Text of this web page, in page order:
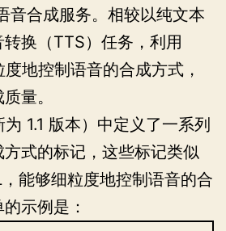
音合成服务。相较以纯文本
换（TTS）任务，利用
地控制语音的合成方式，
量。
1.1 版本）中定义了一系列
式的标记，这些标记类似
能够细粒度地控制语音的合
示例是：